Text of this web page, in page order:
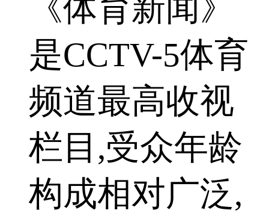
《体育新闻》
是CCTV-5体育
频道最高收视
栏目,受众年龄
构成相对广泛,